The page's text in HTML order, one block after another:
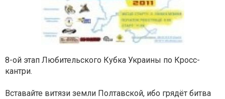
8-ой этап Любительского Кубка Украины по Кросс-
кантри.
Вставайте витязи земли Полтавской, ибо грядёт битва